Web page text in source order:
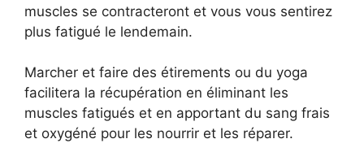
muscles se contracteront et vous vous sentirez
plus fatigué le lendemain.
Marcher et faire des étirements ou du yoga
facilitera la récupération en éliminant les
muscles fatigués et en apportant du sang frais
et oxygéné pour les nourrir et les réparer.